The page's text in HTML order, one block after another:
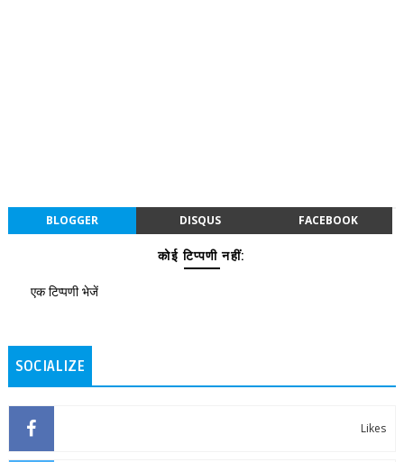
BLOGGER DISQUS FACEBOOK
कोई टिप्पणी नहीं:
एक टिप्पणी भेजें
SOCIALIZE
Likes